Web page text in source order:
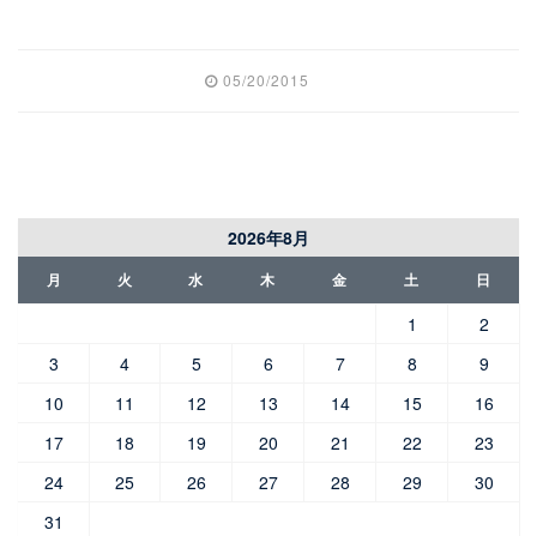
05/20/2015
2026年8月
月 火 水 木 金 土 日
1
2
3
4 5 6 7 8
9
10
11 12 13 14 15
16
17
18 19 20 21 22
23
24
25 26 27 28 29
30
31